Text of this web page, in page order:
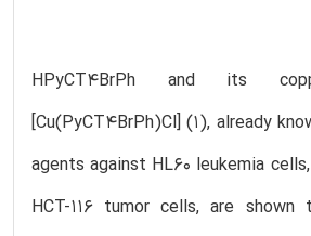
HPyCT4BrPh and its
[Cu(PyCT4BrPh)Cl] (1), already
agents against HL60 leukemia
HCT-116 tumor cells, are